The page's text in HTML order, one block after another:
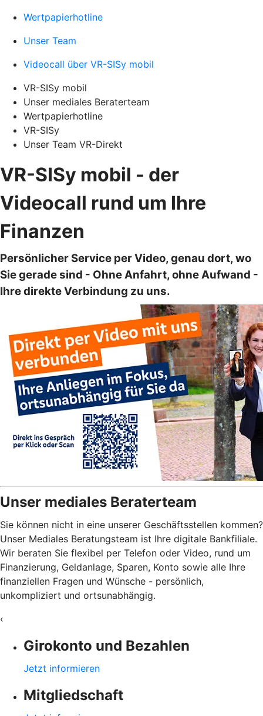
Wertpapierhotline
Unser Team
Videocall über VR-SISy mobil
VR-SISy mobil
Unser mediales Beraterteam
Wertpapierhotline
VR-SISy
Unser Team VR-Direkt
VR-SISy mobil - der
Videocall rund um Ihre
Finanzen
Persönlicher Service per Video, genau dort, wo
Sie gerade sind - Ohne Anfahrt, ohne Aufwand -
Ihre direkte Verbindung zu uns.
Unser mediales Beraterteam
Sie können nicht in eine unserer Geschäftsstellen kommen?
Unser Mediales Beratungsteam ist Ihre digitale Bankfiliale.
Wir beraten Sie flexibel per Telefon oder Video, rund um
Finanzierung, Geldanlage, Sparen, Konto sowie alle Ihre
finanziellen Fragen und Wünsche - persönlich,
unkompliziert und ortsunabhängig.
‹
Girokonto und Bezahlen
Jetzt informieren
Mitgliedschaft